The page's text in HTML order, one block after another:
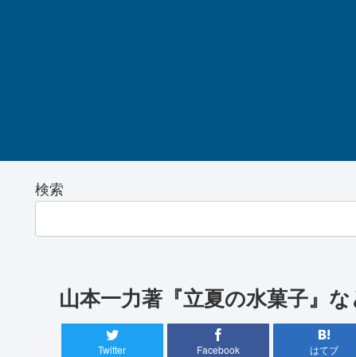
検索
山本一力著『立夏の水菓子』
Twitter Facebook はてブ